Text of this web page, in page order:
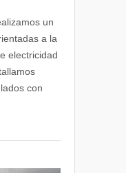
un
a la
electricidad
con